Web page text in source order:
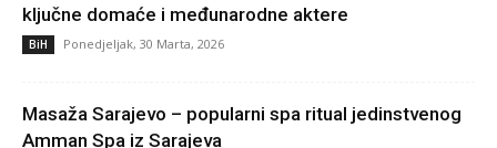
ključne domaće i međunarodne aktere
BiH Ponedjeljak, 30 Marta, 2026
Masaža Sarajevo – popularni spa ritual jedinstvenog
Amman Spa iz Sarajeva